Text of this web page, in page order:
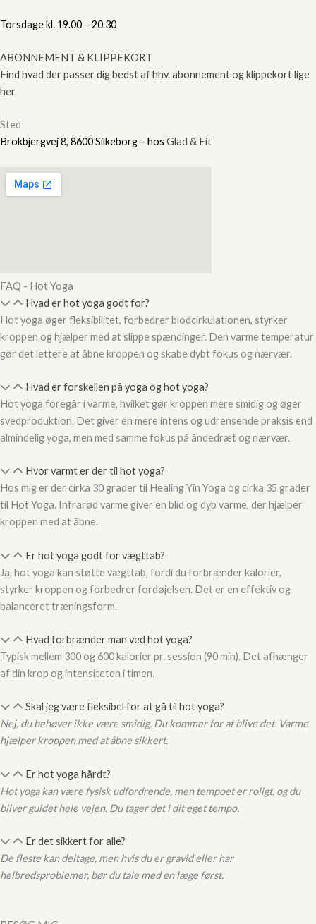
Torsdage kl. 19.00 – 20.30
ABONNEMENT & KLIPPEKORT
Find hvad der passer dig bedst af hhv. abonnement og klippekort lige
her
Sted
Brokbjergvej 8, 8600 Silkeborg – hos Glad & Fit
FAQ - Hot Yoga
Hvad er hot yoga godt for?
Hot yoga øger fleksibilitet, forbedrer blodcirkulationen, styrker
kroppen og hjælper med at slippe spændinger. Den varme temperatur
gør det lettere at åbne kroppen og skabe dybt fokus og nærvær.
Hvad er forskellen på yoga og hot yoga?
Hot yoga foregår i varme, hvilket gør kroppen mere smidig og øger
svedproduktion. Det giver en mere intens og udrensende praksis end
almindelig yoga, men med samme fokus på åndedræt og nærvær.
Hvor varmt er der til hot yoga?
Hos mig er der cirka 30 grader til Healing Yin Yoga og cirka 35 grader
til Hot Yoga. Infrarød varme giver en blid og dyb varme, der hjælper
kroppen med at åbne.
Er hot yoga godt for vægttab?
Ja, hot yoga kan støtte vægttab, fordi du forbrænder kalorier,
styrker kroppen og forbedrer fordøjelsen. Det er en effektiv og
balanceret træningsform.
Hvad forbrænder man ved hot yoga?
Typisk mellem 300 og 600 kalorier pr. session (90 min). Det afhænger
af din krop og intensiteten i timen.
Skal jeg være fleksibel for at gå til hot yoga?
Nej, du behøver ikke være smidig. Du kommer for at blive det. Varme
hjælper kroppen med at åbne sikkert.
Er hot yoga hårdt?
Hot yoga kan være fysisk udfordrende, men tempoet er roligt, og du
bliver guidet hele vejen. Du tager det i dit eget tempo.
Er det sikkert for alle?
De fleste kan deltage, men hvis du er gravid eller har
helbredsproblemer, bør du tale med en læge først.
Hej 👋
Start en ny samtale
Har du et spørgsmål? Start en ny samtale